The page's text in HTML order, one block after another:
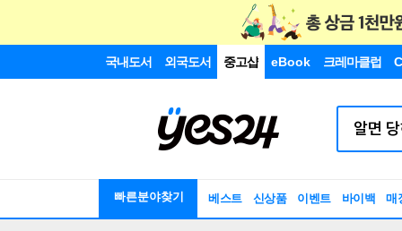
국내도서 외국도서 중고샵 eBook 크레마클럽
빠른분야찾기 베스트 신상품 이벤트 바이백 매